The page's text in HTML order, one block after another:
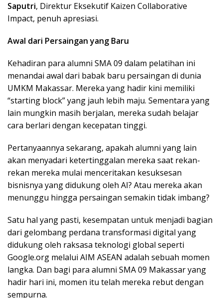
Saputri, Direktur Eksekutif Kaizen Collaborative
Impact, penuh apresiasi.
Awal dari Persaingan yang Baru
Kehadiran para alumni SMA 09 dalam pelatihan ini
menandai awal dari babak baru persaingan di dunia
UMKM Makassar. Mereka yang hadir kini memiliki
“starting block” yang jauh lebih maju. Sementara yang
lain mungkin masih berjalan, mereka sudah belajar
cara berlari dengan kecepatan tinggi.
Pertanyaannya sekarang, apakah alumni yang lain
akan menyadari ketertinggalan mereka saat rekan-
rekan mereka mulai menceritakan kesuksesan
bisnisnya yang didukung oleh AI? Atau mereka akan
menunggu hingga persaingan semakin tidak imbang?
Satu hal yang pasti, kesempatan untuk menjadi bagian
dari gelombang perdana transformasi digital yang
didukung oleh raksasa teknologi global seperti
Google.org melalui AIM ASEAN adalah sebuah momen
langka. Dan bagi para alumni SMA 09 Makassar yang
hadir hari ini, momen itu telah mereka rebut dengan
sempurna.